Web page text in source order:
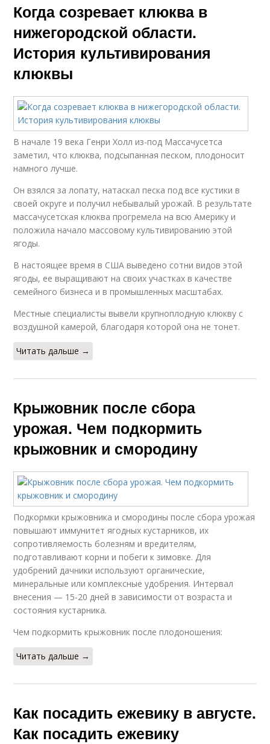
Когда созревает клюква в
нижегородской области.
История культивирования
клюквы
В начале 19 века Генри Холл из-под Массачусетса
заметил, что клюква, подсыпанная песком, плодоносит
намного лучше.
Он взялся за лопату, натаскал песка под все кустики в
своей округе и получил небывалый урожай. В результате
массачусетская клюква прогремела на всю Америку и
положила начало массовому культивированию этой
ягоды.
В настоящее время в США выведено сотни видов этой
ягоды, ее выращивают на своих участках в качестве
семейного бизнеса и в промышленных масштабах.
Местные специалисты вывели крупноплодную клюкву с
воздушной камерой, благодаря которой она не тонет.
Читать дальше →
Крыжовник после сбора
урожая. Чем подкормить
крыжовник и смородину
Подкормки крыжовника и смородины после сбора урожая
повышают иммунитет ягодных кустарников, их
сопротивляемость болезням и вредителям,
подготавливают корни и побеги к зимовке. Для
удобрений дачники используют органические,
минеральные или комплексные удобрения. Интервал
внесения — 15-20 дней в зависимости от возраста и
состояния кустарника.
Чем подкормить крыжовник после плодоношения:
Читать дальше →
Как посадить ежевику в августе.
Как посадить ежевику